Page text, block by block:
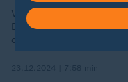
Von Jamal Musiala über
Das sind die
der Fußball-Bundesliga.